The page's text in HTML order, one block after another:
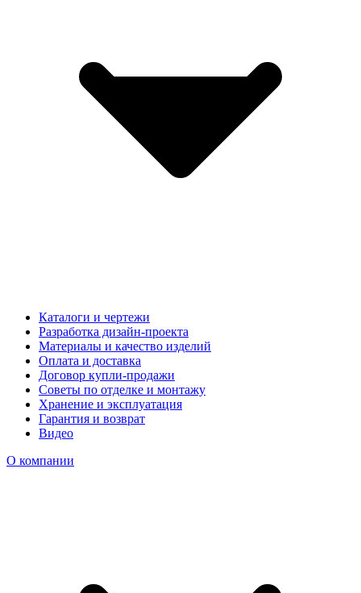
Каталоги и чертежи
Разработка дизайн-проекта
Материалы и качество изделий
Оплата и доставка
Договор купли-продажи
Советы по отделке и монтажу
Хранение и эксплуатация
Гарантия и возврат
Видео
О компании